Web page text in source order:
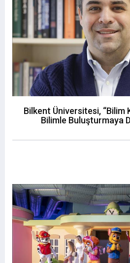
Bilkent Üniversitesi, “Bilim
Bilimle Buluşturmaya